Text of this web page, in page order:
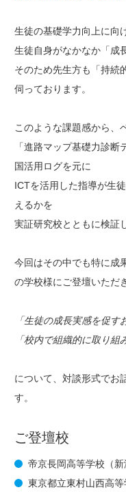
生徒の基礎学力向上に向
生徒自身がなかなか「成
そのため先生方も「持続
伺っております。
このような課題感から、
「進路マップ基礎力診
国活用ログを元に
ICTを活用した指導が生
えるかを
実証研究校とともに検証
今回はその中でも特に成
の学校様にご登壇いただ
「生徒の成長実感を促す
「校内で組織的に取り組
について、対談形式でお
す。
ご登壇校
帝京長岡高等学校（新
東京都立東村山西高等